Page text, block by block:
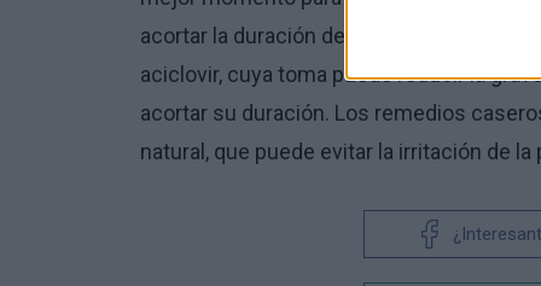
acortar la duración de la enfermedad.
aciclovir, cuya toma puede reducir la
acortar su duración. Los remedios
natural, que puede evitar la irritación de la